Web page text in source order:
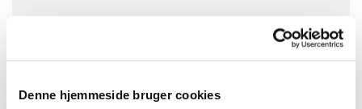
Denne hjemmeside bruger cookies
Du er velkommen til at deltage som tilskuer ved